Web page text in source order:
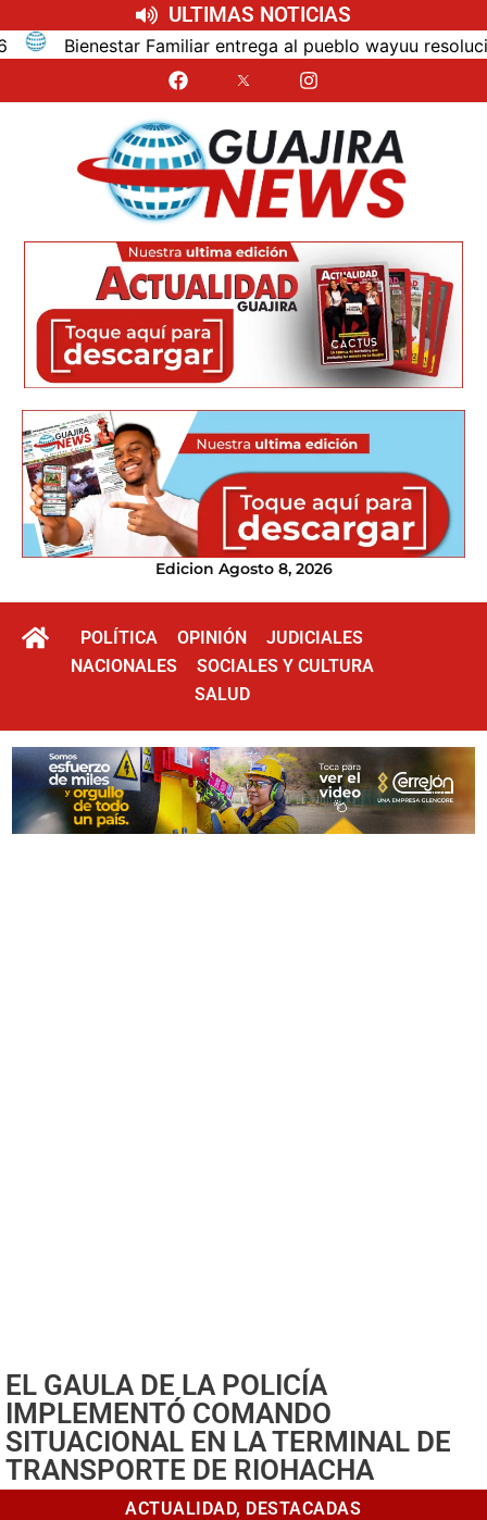
ULTIMAS NOTICIAS
al pueblo wayuu resolución que adopta nuevo
Edicion Agosto 8, 2026
POLÍTICA OPINIÓN
JUDICIALES
NACIONALES
SOCIALES Y CULTURA
SALUD
EL GAULA DE LA POLICÍA
IMPLEMENTÓ COMANDO
SITUACIONAL EN LA TERMINAL DE
TRANSPORTE DE RIOHACHA
ACTUALIDAD, DESTACADAS